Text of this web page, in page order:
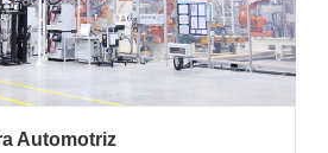
Automotriz